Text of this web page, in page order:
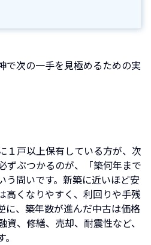
で次の一手を見極めるための実
１戸以上保有している方が、次
ずぶつかるのが、「築何年まで
う問いです。新築に近いほど安
高くなりやすく、利回りや手残
に、築年数が進んだ中古は価格
、修繕、売却、耐震性など、